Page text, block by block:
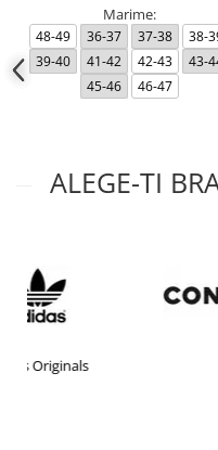
Marime:
48-49 36-37 37-38
38-
39-40
41-42 42-43
43-
45-46
46-47
ALEGE-TI